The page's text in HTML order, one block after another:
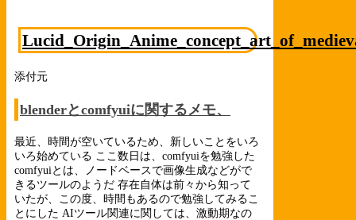
添付元
blenderとcomfyuiに関するメモ、
最近、時間が空いているため、新しいことをいろ
いろ始めている ここ数日は、comfyuiを勉強した
comfyuiとは、ノードベースで画像生成などがで
きるツールのようだ 存在自体は前々から知って
いたが、この度、時間もあるので勉強してみるこ
とにした AIツール関連に関しては、激動期なの